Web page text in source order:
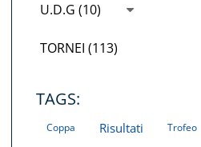
U.D.G (10)
TORNEI (113)
TAGS:
Coppa Risultati Trofeo